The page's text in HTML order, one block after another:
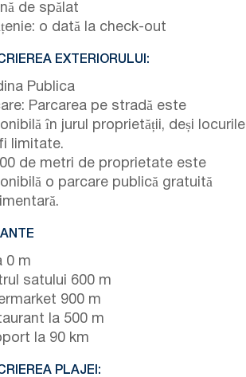
de spălat
o dată la check-out
EXTERIORULUI:
Publica
Parcarea pe stradă este
în jurul proprietății, deși locurile
limitate.
de metri de proprietate este
o parcare publică gratuită
0 m
satului 600 m
900 m
la 500 m
la 90 km
PLAJEI: